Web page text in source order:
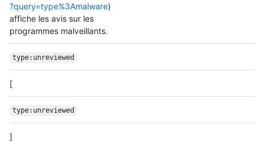
?query=type%3Amalware)
affiche les avis sur les
programmes malveillants.
type:unreviewed
[
type:unreviewed
]